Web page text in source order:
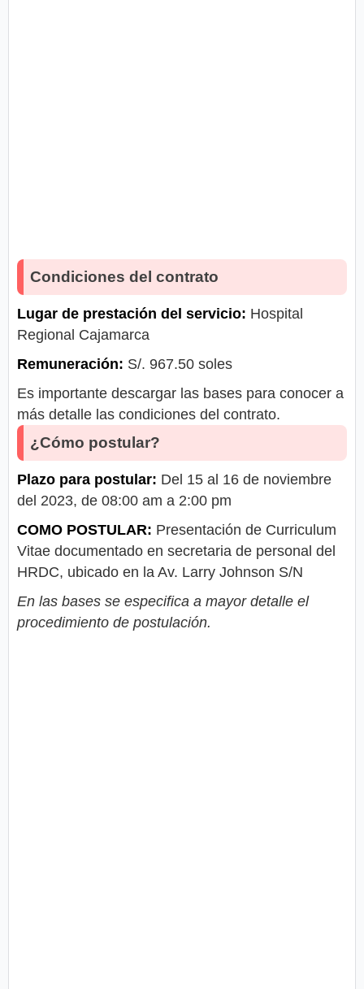
Condiciones del contrato
Lugar de prestación del servicio: Hospital
Regional Cajamarca
Remuneración: S/. 967.50 soles
Es importante descargar las bases para conocer a
más detalle las condiciones del contrato.
¿Cómo postular?
Plazo para postular: Del 15 al 16 de noviembre
del 2023, de 08:00 am a 2:00 pm
COMO POSTULAR: Presentación de Curriculum
Vitae documentado en secretaria de personal del
HRDC, ubicado en la Av. Larry Johnson S/N
En las bases se especifica a mayor detalle el
procedimiento de postulación.